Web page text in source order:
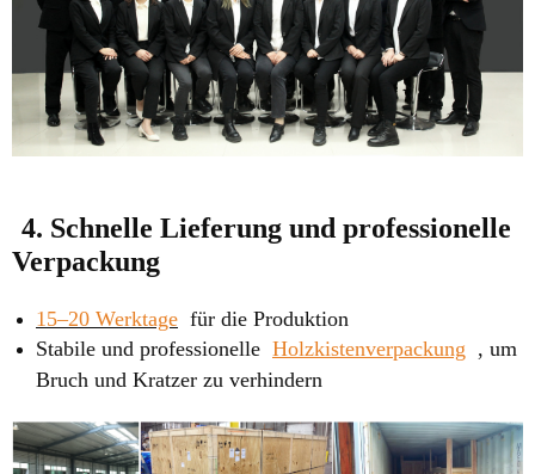
4. Schnelle Lieferung und professionelle
Verpackung
15–20 Werktage für die Produktion
Stabile und professionelle Holzkistenverpackung , um
Bruch und Kratzer zu verhindern